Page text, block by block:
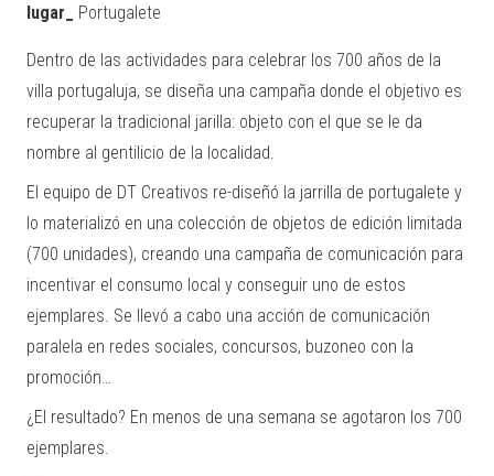
lugar_
Portugalete
Dentro de las actividades para celebrar los 700 años de la
villa portugaluja, se diseña una campaña donde el objetivo es
recuperar la tradicional jarilla: objeto con el que se le da
nombre al gentilicio de la localidad.
El equipo de DT Creativos re-diseñó la jarrilla de portugalete y
lo materializó en una colección de objetos de edición limitada
(700 unidades), creando una campaña de comunicación para
incentivar el consumo local y conseguir uno de estos
ejemplares. Se llevó a cabo una acción de comunicación
paralela en redes sociales, concursos, buzoneo con la
promoción…
¿El resultado? En menos de una semana se agotaron los 700
ejemplares.